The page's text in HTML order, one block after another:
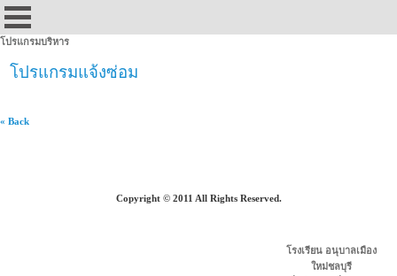
โปรแกรมบริหาร
โปรแกรมแจ้งซ่อม
« Back
Copyright © 2011 All Rights Reserved.
โรงเรียน อนุบาลเมือง
ใหม่ชลบุรี